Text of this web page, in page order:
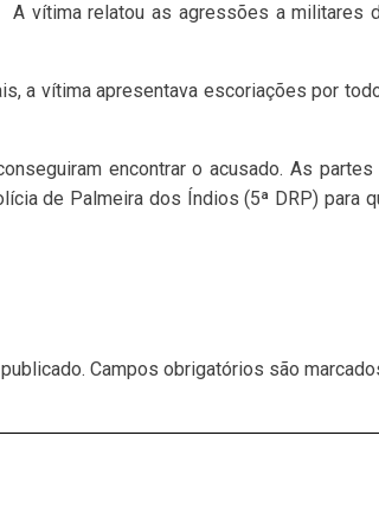
A vítima relatou as agressões a militares
a vítima apresentava escoriações por
encontrar o acusado. As partes
de Palmeira dos Índios (5ª DRP) para
Campos obrigatórios são